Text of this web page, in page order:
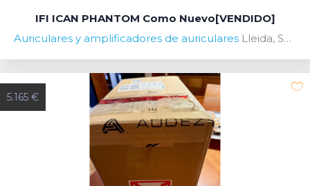
IFI ICAN PHANTOM Como Nuevo[VENDIDO]
Auriculares y amplificadores de auriculares Lleida, Spain
5.165 €